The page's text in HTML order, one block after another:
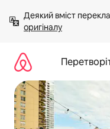
вмісту
Деякий вміст
оригіналу